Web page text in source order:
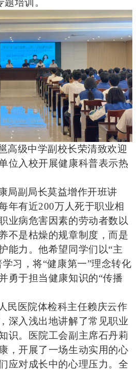
培训。
高级中学副校长荣清致欢迎
位入校开展健康科普表示热
局副局长莫益增作开班讲
年有近200万人死于职业相
业病危害因素的劳动者数以
不是枯燥的规章制度，而是
能力。他希望同学们以“主
学习，将“健康第一”理念转化
勇于担当健康知识的“传播
民医院体检科主任赖庆云作
深入浅出地讲解了常见职业
识。医院工会副主席石丹莉
，开展了一场生动实用的心
应对成长中的心理压力。全